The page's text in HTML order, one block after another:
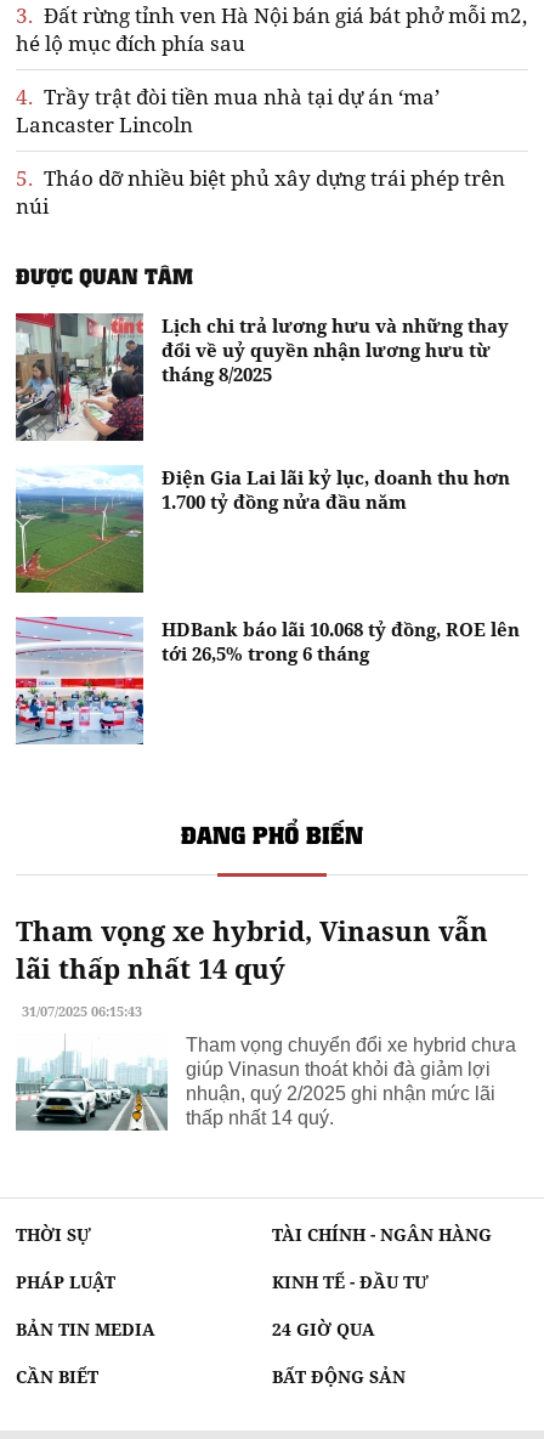
3. Đất rừng tỉnh ven Hà Nội bán giá bát phở mỗi m2,
hé lộ mục đích phía sau
4. Trầy trật đòi tiền mua nhà tại dự án ‘ma’
Lancaster Lincoln
5. Tháo dỡ nhiều biệt phủ xây dựng trái phép trên
núi
ĐƯỢC QUAN TÂM
Lịch chi trả lương hưu và những thay
đổi về uỷ quyền nhận lương hưu từ
tháng 8/2025
Điện Gia Lai lãi kỷ lục, doanh thu hơn
1.700 tỷ đồng nửa đầu năm
HDBank báo lãi 10.068 tỷ đồng, ROE lên
tới 26,5% trong 6 tháng
ĐANG PHỔ BIẾN
Tham vọng xe hybrid, Vinasun vẫn
lãi thấp nhất 14 quý
31/07/2025 06:15:43
Tham vọng chuyển đổi xe hybrid chưa
giúp Vinasun thoát khỏi đà giảm lợi
nhuận, quý 2/2025 ghi nhận mức lãi
thấp nhất 14 quý.
THỜI SỰ TÀI CHÍNH - NGÂN HÀNG
PHÁP LUẬT KINH TẾ - ĐẦU TƯ
BẢN TIN MEDIA 24 GIỜ QUA
CẦN BIẾT BẤT ĐỘNG SẢN